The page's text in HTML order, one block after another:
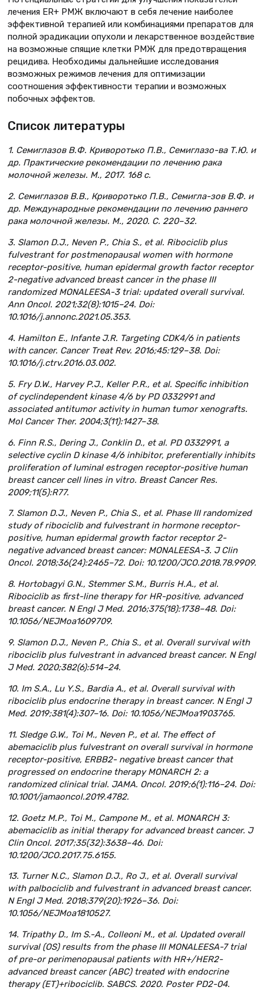
лечения ER+ РМЖ включают в себя лечение наиболее
эффективной терапией или комбинациями препаратов для
полной эрадикации опухоли и лекарственное воздействие
на возможные спящие клетки РМЖ для предотвращения
рецидива. Необходимы дальнейшие исследования
возможных режимов лечения для оптимизации
соотношения эффективности терапии и возможных
побочных эффектов.
Список литературы
1. Семиглазов В.Ф. Криворотько П.В., Семиглазо-ва Т.Ю. и
др. Практические рекомендации по лечению рака
молочной железы. М., 2017. 168 с.
2. Семиглазов В.В., Криворотько П.В., Семигла-зов В.Ф. и
др. Международные рекомендации по лечению раннего
рака молочной железы. М., 2020. С. 220–32.
3. Slamon D.J., Neven P., Chia S., et al. Ribociclib plus
fulvestrant for postmenopausal women with hormone
receptor-positive, human epidermal growth factor receptor
2-negative advanced breast cancer in the phase III
randomized MONALEESA-3 trial: updated overall survival.
Ann Oncol. 2021;32(8):1015–24. Doi:
10.1016/j.annonc.2021.05.353.
4. Hamilton E., Infante J.R. Targeting CDK4/6 in patients
with cancer. Cancer Treat Rev. 2016;45:129–38. Doi:
10.1016/j.ctrv.2016.03.002.
5. Fry D.W., Harvey P.J., Keller P.R., et al. Specific inhibition
of cyclindependent kinase 4/6 by PD 0332991 and
associated antitumor activity in human tumor xenografts.
Mol Cancer Ther. 2004;3(11):1427–38.
6. Finn R.S., Dering J., Conklin D., et al. PD 0332991, a
selective cyclin D kinase 4/6 inhibitor, preferentially inhibits
proliferation of luminal estrogen receptor-positive human
breast cancer cell lines in vitro. Breast Cancer Res.
2009;11(5):R77.
7. Slamon D.J., Neven P., Chia S., et al. Phase III randomized
study of ribociclib and fulvestrant in hormone receptor-
positive, human epidermal growth factor receptor 2-
negative advanced breast cancer: MONALEESA-3. J Clin
Oncol. 2018;36(24):2465–72. Doi: 10.1200/JCO.2018.78.9909.
8. Hortobagyi G.N., Stemmer S.M., Burris H.A., et al.
Ribociclib as first-line therapy for HR-positive, advanced
breast cancer. N Engl J Med. 2016;375(18):1738–48. Doi:
10.1056/NEJMoa1609709.
9. Slamon D.J., Neven P., Chia S., et al. Overall survival with
ribociclib plus fulvestrant in advanced breast cancer. N Engl
J Med. 2020;382(6):514–24.
10. Im S.A., Lu Y.S., Bardia A., et al. Overall survival with
ribociclib plus endocrine therapy in breast cancer. N Engl J
Med. 2019;381(4):307–16. Doi: 10.1056/NEJMoa1903765.
11. Sledge G.W., Toi M., Neven P., et al. The effect of
abemaciclib plus fulvestrant on overall survival in hormone
receptor-positive, ERBB2- negative breast cancer that
progressed on endocrine therapy MONARCH 2: a
randomized clinical trial. JAMA. Oncol. 2019;6(1):116–24. Doi:
10.1001/jamaoncol.2019.4782.
12. Goetz M.P., Toi M., Campone M., et al. MONARCH 3:
abemaciclib as initial therapy for advanced breast cancer. J
Clin Oncol. 2017;35(32):3638–46. Doi:
10.1200/JCO.2017.75.6155.
13. Turner N.C., Slamon D.J., Ro J., et al. Overall survival
with palbociclib and fulvestrant in advanced breast cancer.
N Engl J Med. 2018;379(20):1926–36. Doi:
10.1056/NEJMoa1810527.
14. Tripathy D., Im S.-A., Colleoni M., et al. Updated overall
survival (OS) results from the phase III MONALEESA-7 trial
of pre-or perimenopausal patients with HR+/HER2-
advanced breast cancer (ABC) treated with endocrine
therapy (ET)+ribociclib. SABCS. 2020. Poster PD2-04.